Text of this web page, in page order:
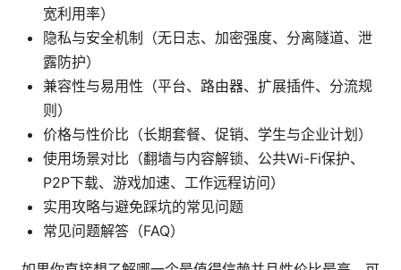
宽利用率）
隐私与安全机制（无日志、加密强度、分离隧道、泄
露防护）
兼容性与易用性（平台、路由器、扩展插件、分流规
则）
价格与性价比（长期套餐、促销、学生与企业计划）
使用场景对比（翻墙与内容解锁、公共Wi-Fi保护、
P2P下载、游戏加速、工作远程访问）
实用攻略与避免踩坑的常见问题
常见问题解答（FAQ）